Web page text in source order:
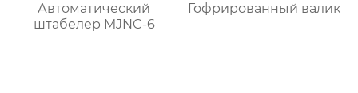
Автоматический
штабелер MJNC-6
Гофрированный валик